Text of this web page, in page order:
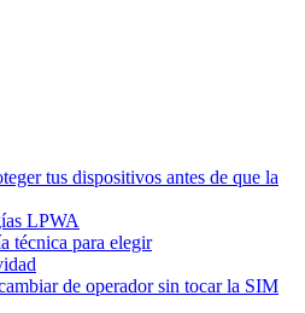
tus dispositivos antes de que la
LPWA
técnica para elegir
de operador sin tocar la SIM